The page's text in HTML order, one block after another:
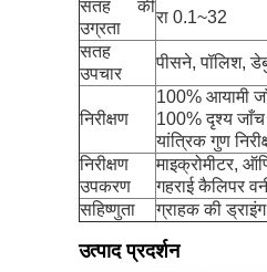
सतह की
उग्रता
रा 0.1~32
सतह
उपचार
पीसने, पॉलिश,
निरीक्षण
100% आयामी
100% दृश्य जाँच
यांत्रिक गुण
निरीक्षण
उपकरण
माइक्रोमीटर,
गहराई कैलिपर
सहिष्णुता
ग्राहक की
उत्पाद प्रदर्शन